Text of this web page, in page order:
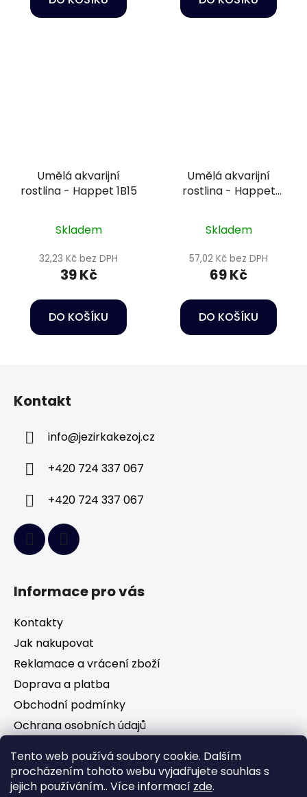
Tento web používá soubory cookie. Dalším
procházením tohoto webu vyjadřujete souhlas s
jejich používáním.. Více informací zde.
Umělá akvarijní
rostlina - Happet 1B15
Skladem
32,23 Kč bez DPH
39 Kč
DO KOŠÍKU
Umělá akvarijní
rostlina - Happet
Skladem
57,02 Kč bez DPH
69 Kč
DO KOŠÍKU
Kontakt
info@jezirkakezoj.cz
+420 724 337 067
+420 724 337 067
Informace pro vás
Kontakty
Jak nakupovat
Reklamace a vrácení zboží
Doprava a platba
Obchodní podmínky
Ochrana osobních údajů
Facebook